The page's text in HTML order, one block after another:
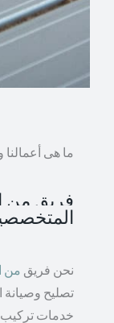
ما هى أعمالنا
فريق من
نحن فريق من
تصليح وصيانة
خدمات تركيب